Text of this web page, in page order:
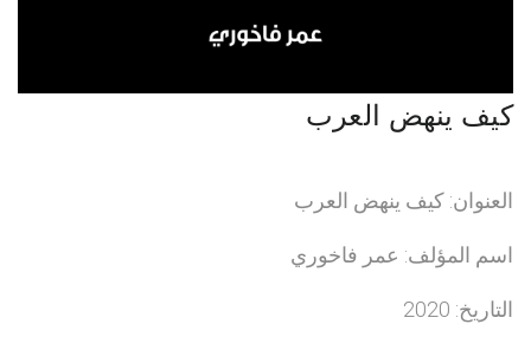
كيف ينهض العرب
العنوان: كيف ينهض العرب
اسم المؤلف: عمر فاخوري
التاريخ: 2020